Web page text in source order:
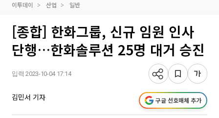
이투데이 산업 일반
[종합] 한화그룹, 신규 임원 인사
단행…한화솔루션 25명 대거 승진
입력 2023-10-04 17:14
김민서 기자 구글 선호매체 추가